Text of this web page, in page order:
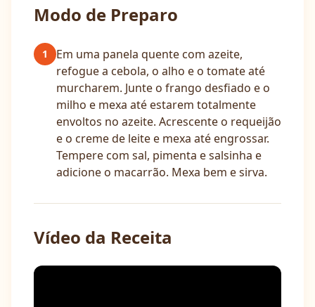
Modo de Preparo
1
Em uma panela quente com azeite,
refogue a cebola, o alho e o tomate até
murcharem. Junte o frango desfiado e o
milho e mexa até estarem totalmente
envoltos no azeite. Acrescente o requeijão
e o creme de leite e mexa até engrossar.
Tempere com sal, pimenta e salsinha e
adicione o macarrão. Mexa bem e sirva.
Vídeo da Receita